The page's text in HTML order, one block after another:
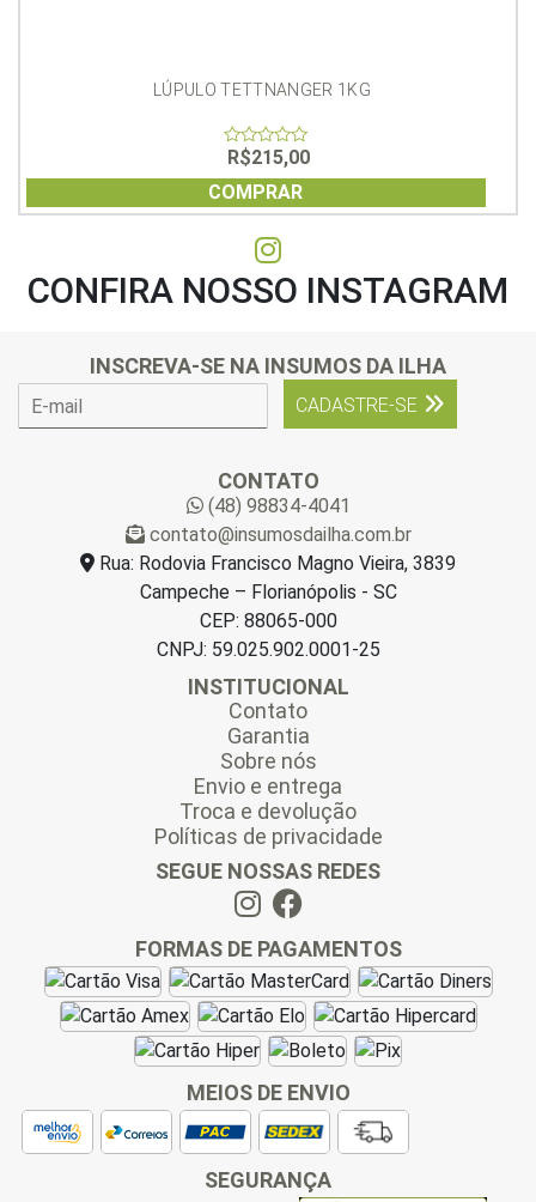
LÚPULO TETTNANGER 1KG
0
out
of
5
R$215,00
COMPRAR
CONFIRA NOSSO INSTAGRAM
INSCREVA-SE NA INSUMOS DA ILHA
CADASTRE-SE
CONTATO
(48) 98834-4041
contato@insumosdailha.com.br
Rua: Rodovia Francisco Magno Vieira, 3839
Campeche – Florianópolis - SC
CEP: 88065-000
CNPJ: 59.025.902.0001-25
INSTITUCIONAL
Contato
Garantia
Sobre nós
Envio e entrega
Troca e devolução
Políticas de privacidade
SEGUE NOSSAS REDES
FORMAS DE PAGAMENTOS
MEIOS DE ENVIO
SEGURANÇA